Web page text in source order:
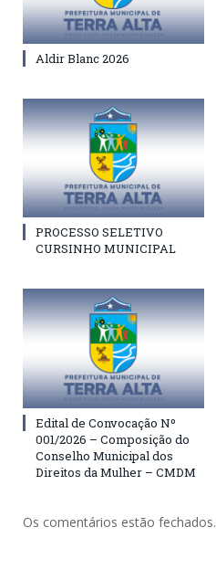
Aldir Blanc 2026
PROCESSO SELETIVO
CURSINHO MUNICIPAL
Edital de Convocação Nº
001/2026 – Composição do
Conselho Municipal dos
Direitos da Mulher – CMDM
Os comentários estão fechados.